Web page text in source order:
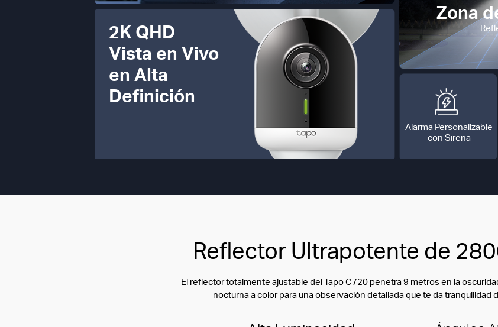
2K QHD
Vista en Vivo
en Alta
Definición
Zona
Alarma Personalizable
con Sirena
Reflector Ultrapotente de
El reflector totalmente ajustable del Tapo C720 penetra 9 metros en la
nocturna a color para una observación detallada que te da tranquilidad